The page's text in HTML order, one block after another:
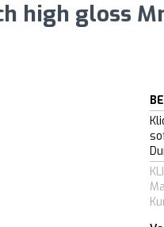
high gloss